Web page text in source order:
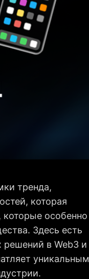
тренда,
которая
особенно
Здесь есть
решений в Web3 и
уникальным